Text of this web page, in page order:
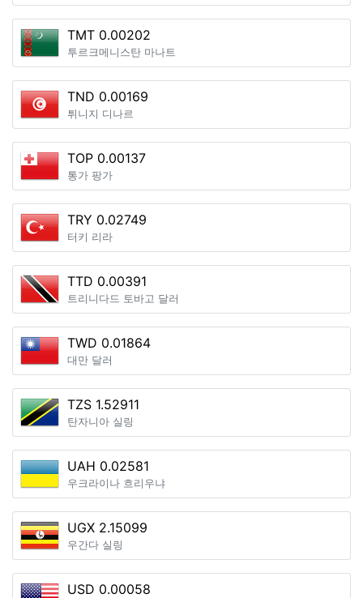
TMT 0.00202
투르크메니스탄 마나트
TND 0.00169
튀니지 디나르
TOP 0.00137
통가 팡가
TRY 0.02749
터키 리라
TTD 0.00391
트리니다드 토바고 달러
TWD 0.01864
대만 달러
TZS 1.52911
탄자니아 실링
UAH 0.02581
우크라이나 흐리우냐
UGX 2.15099
우간다 실링
USD 0.00058